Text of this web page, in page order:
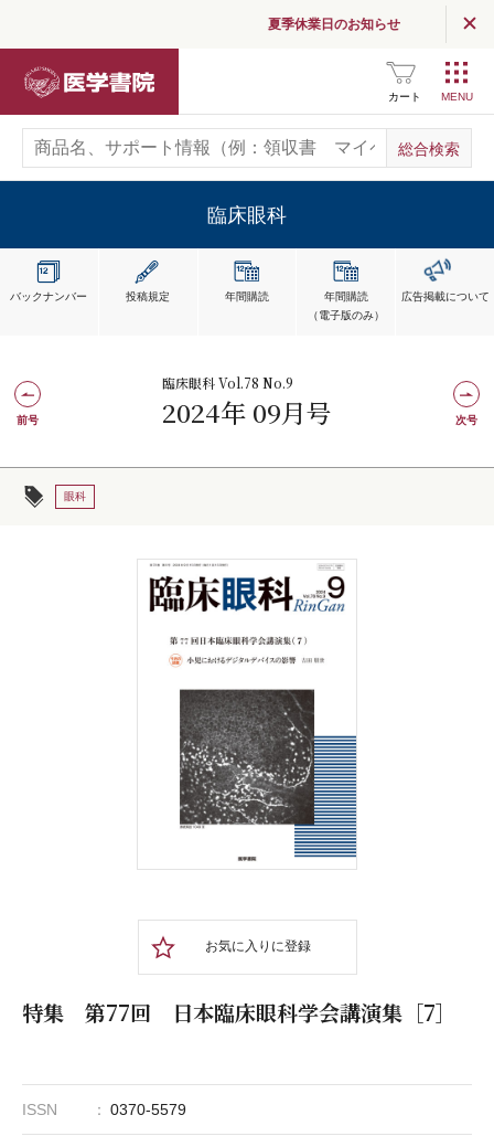
夏季休業日のお知らせ
カート
臨床眼科
バックナンバー 投稿規定 年間購読
年間購読
（電子版のみ）
広告掲載について
臨床眼科 Vol.78 No.9
2024年 09月号
前号 次号
眼科
お気に入りに登録
特集 第77回 日本臨床眼科学会講演集［7］
ISSN 0370-5579